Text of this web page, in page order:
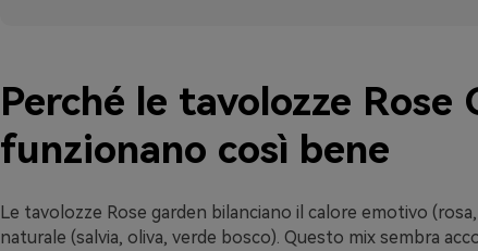
Perché le tavolozze Rose
funzionano così bene
Le tavolozze Rose garden bilanciano il calore emotivo
naturale (salvia, oliva, verde bosco). Questo mix sembra